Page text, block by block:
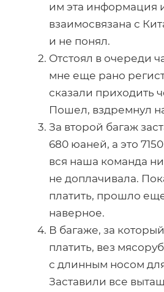
им эта информация
взаимосвязана с
и не понял.
Отстоял в очереди
мне еще рано
сказали приходить
Пошел, вздремнул
За второй багаж
680 юаней, а это
вся наша команда
не доплачивала.
платить, прошло
наверное.
В багаже, за
платить, вез
с длинным носом
Заставили все